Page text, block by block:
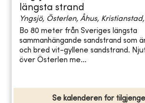
längsta strand
Yngsjö, Österlen, Åhus,
Bo 80 meter från Sveriges längsta
sammanhängande sandstrand som
och bred vit-gyllene sandstrand.
över Österlen me...
Se kalenderen for